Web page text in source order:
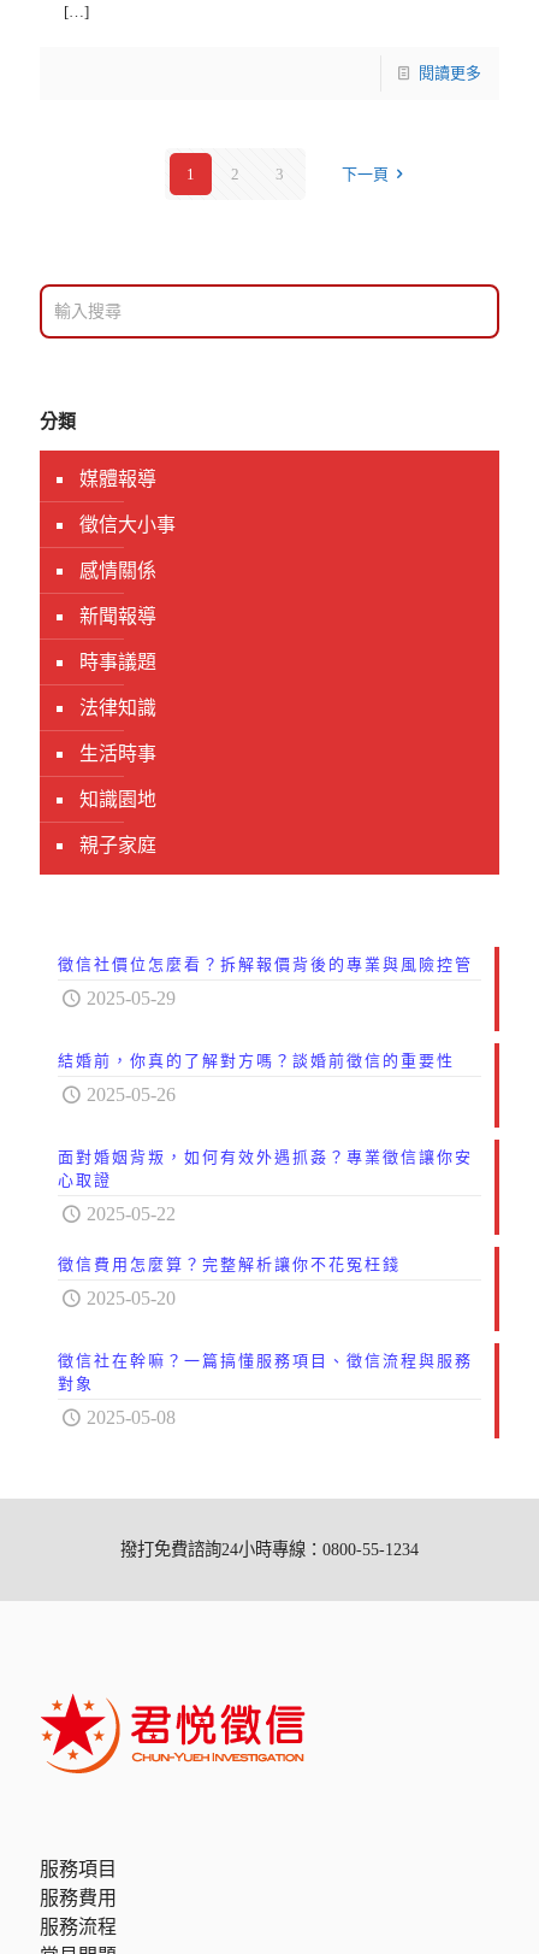
[…]
閱讀更多
1 2 3 下一頁
分類
媒體報導
徵信大小事
感情關係
新聞報導
時事議題
法律知識
生活時事
知識園地
親子家庭
徵信社價位怎麼看？拆解報價背後的專業與風險控管
2025-05-29
結婚前，你真的了解對方嗎？談婚前徵信的重要性
2025-05-26
面對婚姻背叛，如何有效外遇抓姦？專業徵信讓你安
心取證
2025-05-22
徵信費用怎麼算？完整解析讓你不花冤枉錢
2025-05-20
徵信社在幹嘛？一篇搞懂服務項目、徵信流程與服務
對象
2025-05-08
撥打免費諮詢24小時專線：0800-55-1234
服務項目
服務費用
服務流程